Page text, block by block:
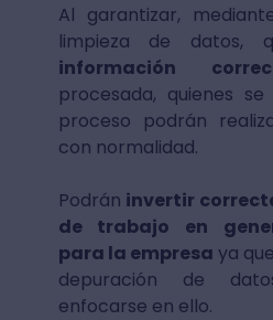
Al garantizar,
limpieza de datos,
información
procesada, quienes
proceso podrán
con normalidad.
Podrán invertir
de trabajo en
para la empresa ya
depuración de
enfocarse en ello.